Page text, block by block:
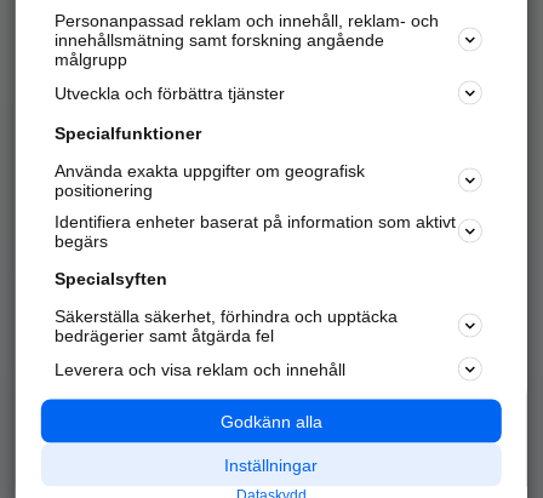
Hitta telefonnummer, adresser, företagsinfo mm.
Marknadsför företaget
Kom igång och annonsera mot
samarbetspartners nära dig.
Alla kategorier
Populära sökningar
API & Kartor
Annonsera
Integritet
Nödnummer
Personanpassad reklam och innehåll, reklam- och
innehållsmätning samt forskning angående
målgrupp
Utveckla och förbättra tjänster
Specialfunktioner
Använda exakta uppgifter om geografisk
positionering
Identifiera enheter baserat på information som aktivt
begärs
Specialsyften
Säkerställa säkerhet, förhindra och upptäcka
bedrägerier samt åtgärda fel
Leverera och visa reklam och innehåll
Godkänn alla
Inställningar
Dataskydd